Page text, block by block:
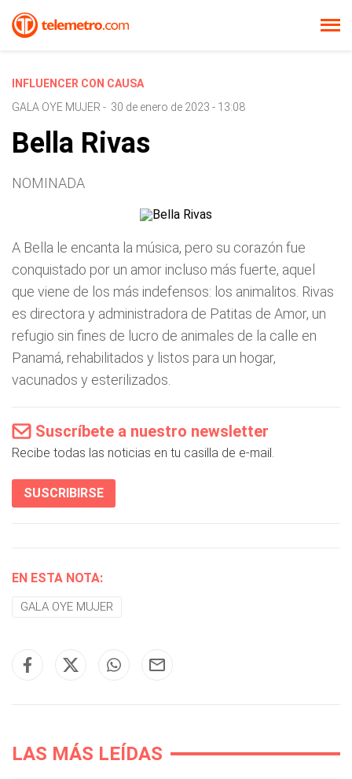
INFLUENCER CON CAUSA
GALA OYE MUJER - 30 de enero de 2023 - 13:08
Bella Rivas
NOMINADA
A Bella le encanta la música, pero su corazón fue
conquistado por un amor incluso más fuerte, aquel
que viene de los más indefensos: los animalitos. Rivas
es directora y administradora de Patitas de Amor, un
refugio sin fines de lucro de animales de la calle en
Panamá, rehabilitados y listos para un hogar,
vacunados y esterilizados.
Suscríbete a nuestro newsletter
Recibe todas las noticias en tu casilla de e-mail.
SUSCRIBIRSE
EN ESTA NOTA:
GALA OYE MUJER
LAS MÁS LEÍDAS